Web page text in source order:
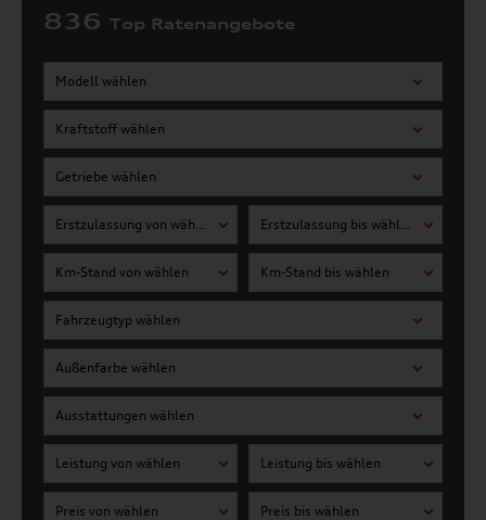
836 Top Ratenangebote
Modell wählen
Kraftstoff wählen
Getriebe wählen
Erstzulassung von wählen Erstzulassung bis wählen
Km-Stand von wählen Km-Stand bis wählen
Fahrzeugtyp wählen
Außenfarbe wählen
Ausstattungen wählen
Leistung von wählen Leistung bis wählen
Preis von wählen Preis bis wählen